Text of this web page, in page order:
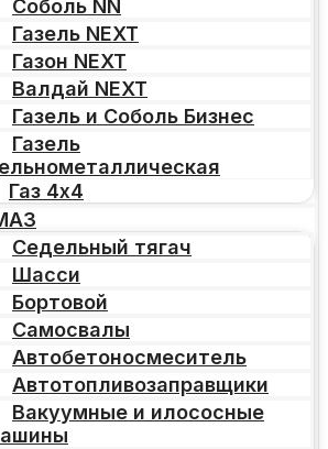
Соболь NN
Газель NEXT
Газон NEXT
Валдай NEXT
Газель и Соболь Бизнес
Газель
Газ 4х4
Седельный тягач
Шасси
Бортовой
Самосвалы
Автобетоносмеситель
Автотопливозаправщики
Вакуумные и илососные